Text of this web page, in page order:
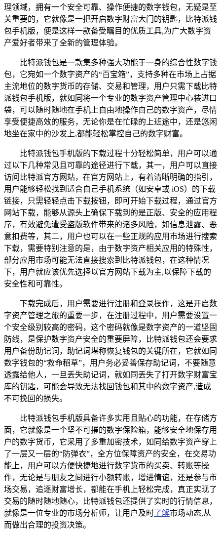
理领域，拥有一个安全可靠、操作便捷的数字钱包，无疑是至
关重要的，它就像是一把开启数字财富大门的钥匙，比特派钱
包手机版，便是这样一款备受瞩目的优质工具,为广大数字资
产爱好者带来了全新的管理体验。
比特派钱包是一款集多种强大功能于一身的综合性数字钱
包，它宛如一个数字资产的“百宝箱”，支持多种在市场上占据
主流地位的数字货币的存储、交易和管理，用户只需下载比特
派钱包手机版，就如同将一个专业的数字资产管理中心装进口
袋，可以随时随地在手机上自由地操作自己的数字资产，尽情
享受便捷高效的服务，无论你是在忙碌的上班途中，还是悠闲
地坐在家中的沙发上,都能轻松掌控自己的数字财富。
比特派钱包手机版的下载过程十分轻松简单，用户可以通
过以下几种常见且可靠的途径进行下载，其一，用户可以直接
访问比特派官方网站，在官方网站上，有着清晰明确的指引，
用户能够轻松找到适合自己手机系统（如安卓或 iOS）的下载
链接，只需轻轻点击下载按钮，即可开始下载过程，通过官方
网站下载，能够从源头上确保下载到的是正版、安全的应用程
序，有效避免遭受盗版软件带来的诸多风险，如信息泄露、恶
意扣费等，其二，用户也可以在一些正规的应用市场进行搜索
下载，需要特别注意的是，由于数字资产相关应用的特殊性，
部分应用市场可能无法直接搜索到比特派钱包，在这种情况
下，用户就应该优先选择以官方网站下载为主,以保障下载的
安全性和可靠性。
下载完成后，用户需要进行注册和登录操作，这是开启数
字资产管理之旅的重要一步，在注册过程中，用户需要设置一
个安全级别较高的密码，这个密码就像是数字资产的一道坚固
防线，是保护数字资产安全的重要屏障，比特派钱包还会要求
用户备份助记词，助记词堪称恢复钱包的关键所在，它就如同
数字钱包的“救命稻草”，用户务必妥善保存助记词，不要随意
透露给他人，一旦丢失助记词，就如同丢失了打开数字财富宝
库的钥匙，可能会导致无法找回钱包和其中的数字资产,造成
不可挽回的损失。
比特派钱包手机版具备许多实用且贴心的功能，在存储方
面，它就像是一个坚不可摧的数字保险箱，能够安全地保存用
户的数字货币，它采用了多重加密技术，如同给数字资产穿上
了一层又一层的“防弹衣”，全方位保障资产的安全，在交易功
能上，用户可以方便快捷地进行数字货币的买卖、转账等操
作，无论是与朋友之间进行小额转账，增进情谊，还是参与市
场交易，追逐财富增长，都能在手机上轻松完成，真正实现了
交易的随时随地随心，比特派钱包还提供了实时的行情信息，
就像是一位专业的市场分析师，让用户及时了解市场动态,从
而做出合理的投资决策。